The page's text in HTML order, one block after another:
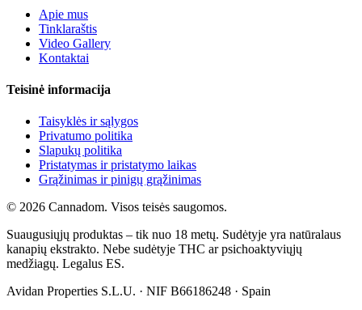
Apie mus
Tinklaraštis
Video Gallery
Kontaktai
Teisinė informacija
Taisyklės ir sąlygos
Privatumo politika
Slapukų politika
Pristatymas ir pristatymo laikas
Grąžinimas ir pinigų grąžinimas
© 2026 Cannadom. Visos teisės saugomos.
Suaugusiųjų produktas – tik nuo 18 metų. Sudėtyje yra natūralaus
kanapių ekstrakto. Nebe sudėtyje THC ar psichoaktyviųjų
medžiagų. Legalus ES.
Avidan Properties S.L.U. · NIF B66186248 · Spain